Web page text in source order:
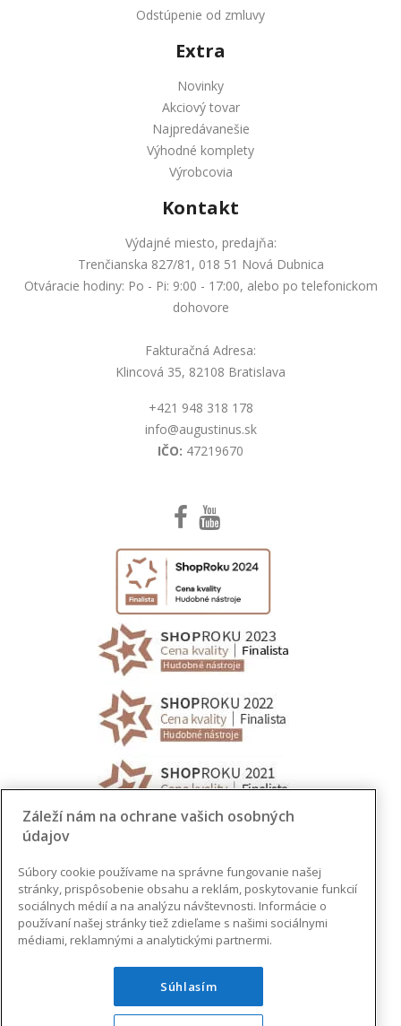
Odstúpenie od zmluvy
Extra
Novinky
Akciový tovar
Najpredávanešie
Výhodné komplety
Výrobcovia
Kontakt
Výdajné miesto, predajňa:
Trenčianska 827/81, 018 51 Nová Dubnica
Otváracie hodiny: Po - Pi: 9:00 - 17:00, alebo po telefonickom
dohovore
Fakturačná Adresa:
Klincová 35, 82108 Bratislava
+421 948 318 178
info@augustinus.sk
IČO: 47219670
Záleží nám na ochrane vašich osobných
údajov
Súbory cookie používame na správne fungovanie našej
stránky, prispôsobenie obsahu a reklám, poskytovanie funkcií
sociálnych médií a na analýzu návštevnosti. Informácie o
používaní našej stránky tiež zdieľame s našimi sociálnymi
médiami, reklamnými a analytickými partnermi.
Súhlasím